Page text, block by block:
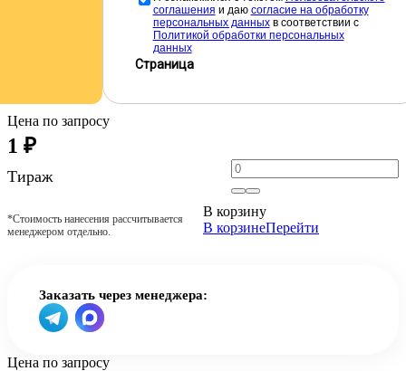
соглашения и даю cогласие на обработку
персональных данныхв соответствии с
Политикой обработки персональных
данных
Страница
Цена по запросу
1 ₽
Тираж
*Стоимость нанесения рассчитывается
менеджером отдельно.
В корзину
В корзинеПерейти
Заказать через менеджера:
Цена по запросу